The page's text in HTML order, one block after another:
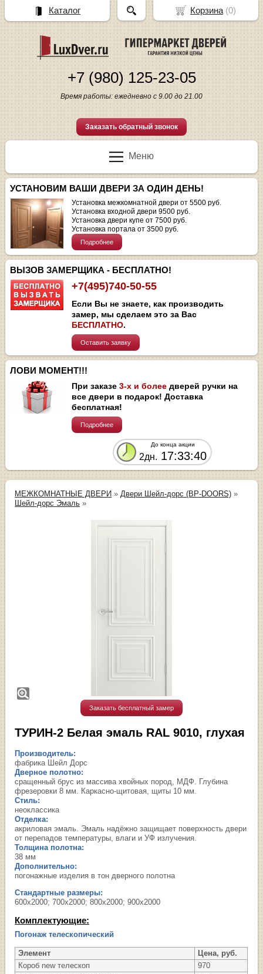
+7 (980) 125-23-05
Время работы: ежедневно с 9.00 до 21.00
Заказать обратный звонок
Меню
УСТАНОВИМ ВАШИ ДВЕРИ ЗА ОДИН ДЕНЬ!
Установка межкомнатной двери от 5500 руб.
Установка входной двери 9500 руб.
Установка двери купе от 7500 руб.
Установка портала от 3500 руб.
Подробнее
ВЫЗОВ ЗАМЕРЩИКА - БЕСПЛАТНО!
+7(495)740-50-55
Если Вы не знаете, как производить
замер, мы сделаем это за Вас
БЕСПЛАТНО.
Оставить заявку
ЛОВИ МОМЕНТ!!!
При заказе3-х и более дверей ручки на
все двери в подарок! Доставка
бесплатная!
Подробнее
До конца акции
2дн. 17:33:40
МЕЖКОМНАТНЫЕ ДВЕРИ » Двери Шейл-дорс (BP-DOORS) »
Шейл-дорс Эмаль »
Заказать бесплатный замер
ТУРИН-2 Белая эмаль RAL 9010, глухая
Производитель:
фабрика Шейл Дорс
Дверное полотно:
сращенный брус из массива хвойных пород, МДФ. Глубина
фрезеровки 8 мм. Каркасно-щитовая, щиты 10 мм.
Стиль:
неоклассика
Отделка:
акриловая эмаль. Эмаль надёжно защищает поверхность двери
от перепадов температуры, влаги и УФ излучения.
Толщина полотна:
38 мм
Дополнительно:
погонажные изделия в тон дверного полотна
Стандартные размеры:
600х2000; 700х2000; 800х2000; 900х2000
Комплектующие:
Погонаж телескопический
Элемент
Цена, руб.
Короб new телескоп
970
Корзина(0)
Каталог